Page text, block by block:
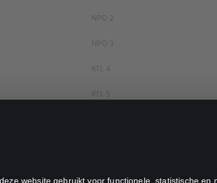
website gebruikt voor functionele, statistische
NPO 2
NPO 3
RTL 4
RTL 5